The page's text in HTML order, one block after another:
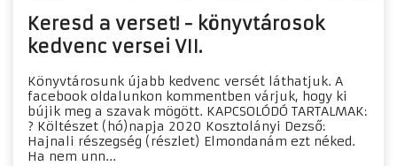
Keresd a verset! - könyvtárosok
kedvenc versei VII.
Könyvtárosunk újabb kedvenc versét láthatjuk. A
facebook oldalunkon kommentben várjuk, hogy ki
bújik meg a szavak mögött. KAPCSOLÓDÓ TARTALMAK:
? Költészet (hó)napja 2020 Kosztolányi Dezső:
Hajnali részegség (részlet) Elmondanám ezt néked.
Ha nem unn...